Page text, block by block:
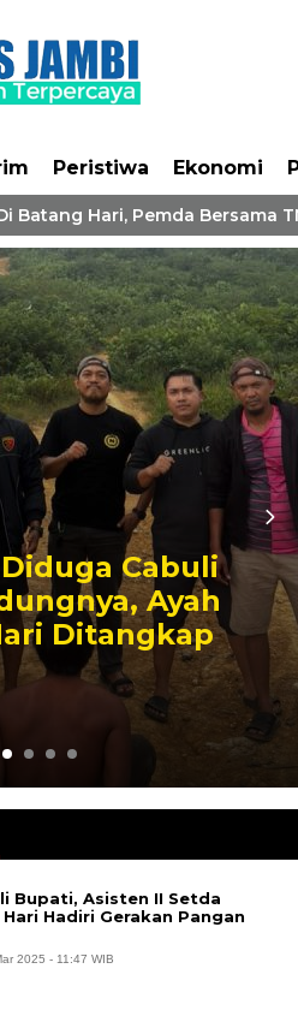
Peristiwa Ekonomi
Hari, Pemda Bersama
Cabuli
Ayah
Ditangkap
Bupati, Asisten II Setda
Hadiri Gerakan Pangan
2025 - 11:47 WIB